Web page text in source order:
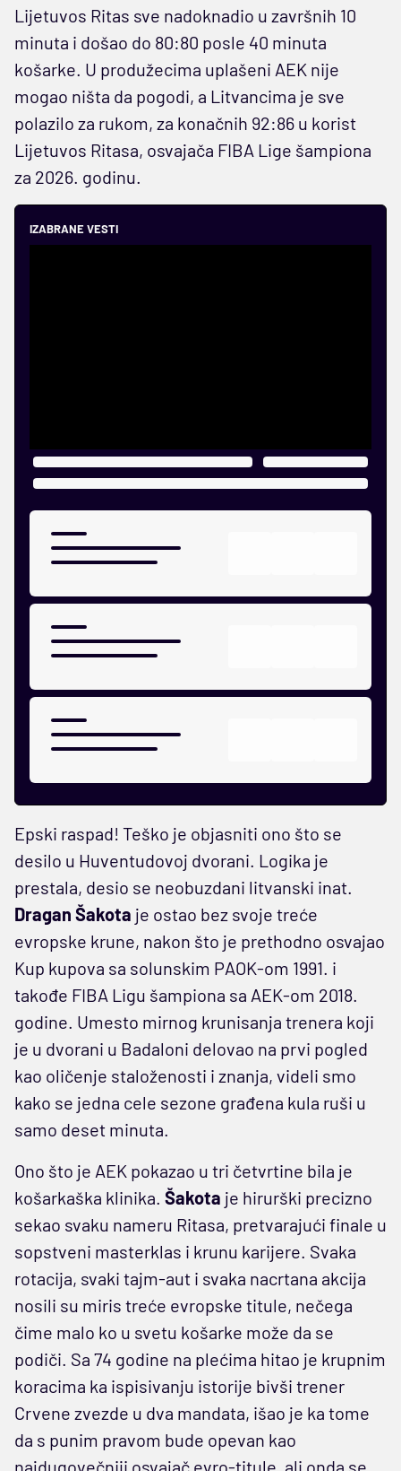
Lijetuvos Ritas sve nadoknadio u završnih 10
minuta i došao do 80:80 posle 40 minuta
košarke. U produžecima uplašeni AEK nije
mogao ništa da pogodi, a Litvancima je sve
polazilo za rukom, za konačnih 92:86 u korist
Lijetuvos Ritasa, osvajača FIBA Lige šampiona
za 2026. godinu.
IZABRANE VESTI
Epski raspad! Teško je objasniti ono što se
desilo u Huventudovoj dvorani. Logika je
prestala, desio se neobuzdani litvanski inat.
Dragan Šakota je ostao bez svoje treće
evropske krune, nakon što je prethodno osvajao
Kup kupova sa solunskim PAOK-om 1991. i
takođe FIBA Ligu šampiona sa AEK-om 2018.
godine. Umesto mirnog krunisanja trenera koji
je u dvorani u Badaloni delovao na prvi pogled
kao oličenje staloženosti i znanja, videli smo
kako se jedna cele sezone građena kula ruši u
samo deset minuta.
Ono što je AEK pokazao u tri četvrtine bila je
košarkaška klinika. Šakota je hirurški precizno
sekao svaku nameru Ritasa, pretvarajući finale u
sopstveni masterklas i krunu karijere. Svaka
rotacija, svaki tajm-aut i svaka nacrtana akcija
nosili su miris treće evropske titule, nečega
čime malo ko u svetu košarke može da se
podiči. Sa 74 godine na plećima hitao je krupnim
koracima ka ispisivanju istorije bivši trener
Crvene zvezde u dva mandata, išao je ka tome
da s punim pravom bude opevan kao
najdugovečniji osvajač evro-titule, ali onda se